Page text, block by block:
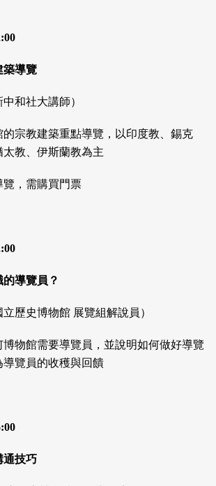
築導覽
和社大講師）
宗教建築重點導覽，以印度教、錫克
教、伊斯蘭教為主
，需購買門票
導覽員？
歷史博物館 展覽組解說員）
物館需要導覽員，並說明如何做好導覽
導覽員的收穫與回饋
通技巧